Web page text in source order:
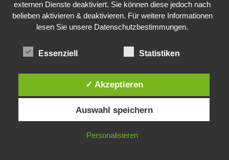
WordPress.org
FOLGEN SIE UNS!
Diese Website verwendet Cookies. Durch die weitere Nutzung dieser
Website stimmst du der Verwendung von Cookies zu.
IN ORDNUNG
externen Dienste deaktiviert. Sie können diese jedoch nach
belieben aktivieren & deaktivieren. Für weitere Informationen
lesen Sie unsere Datenschutzbestimmungen.
Essenziell Statistiken
✓ Akzeptieren
Auswahl speichern
Personalisieren